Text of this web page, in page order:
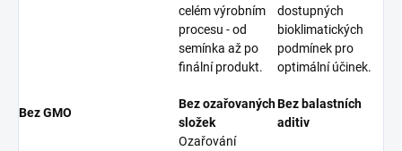
celém výrobním
procesu - od
semínka až po
finální produkt.
dostupných
bioklimatických
podmínek pro
optimální účinek.
Bez GMO
Bez ozařovaných
složek
Bez balastních
aditiv
Ozařování